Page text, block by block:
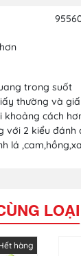
trong suốt
thường và
cách
với 2 kiểu đánh
lá
LOẠI
hàng